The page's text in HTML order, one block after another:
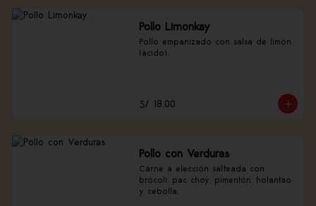
Pollo Limonkay
Pollo empanizado con salsa de limón
(ácido).
S/ 18.00
Pollo con Verduras
Carne a elección salteada con
brócoli, pac choy, pimentón, holantao
y cebolla.